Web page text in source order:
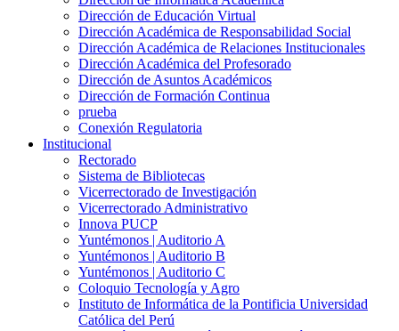
Dirección de Educación Virtual
Dirección Académica de Responsabilidad Social
Dirección Académica de Relaciones Institucionales
Dirección Académica del Profesorado
Dirección de Asuntos Académicos
Dirección de Formación Continua
prueba
Conexión Regulatoria
Institucional
Rectorado
Sistema de Bibliotecas
Vicerrectorado de Investigación
Vicerrectorado Administrativo
Innova PUCP
Yuntémonos | Auditorio A
Yuntémonos | Auditorio B
Yuntémonos | Auditorio C
Coloquio Tecnología y Agro
Instituto de Informática de la Pontificia Universidad
Católica del Perú